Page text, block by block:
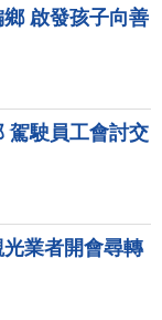
啟發孩子向善
駕駛員工會討交
業者開會尋轉